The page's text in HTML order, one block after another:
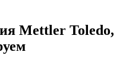
Mettler Toledo,